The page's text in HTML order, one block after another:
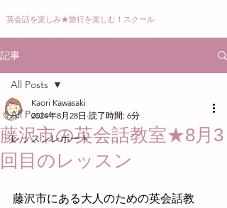
英会話を楽しみ★旅行を楽しむ！スクール
記事
All Posts
レッスンレポート
All Posts
藤沢市の英会話教室★8月3
回目のレッスン
Kaori Kawasaki
2024年8月28日 読了時間: 6分
藤沢市にある大人のための英会話教